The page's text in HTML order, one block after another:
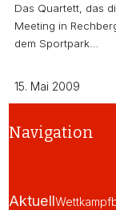
Das Quartett, das
Meeting in
dem Sportpark…
15. Mai 2009
Navigation
Aktuell